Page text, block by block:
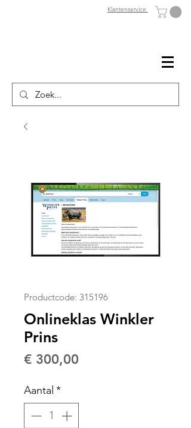
Klantenservice
Productcode: 315196
Onlineklas Winkler
Prins
€ 300,00
Aantal *